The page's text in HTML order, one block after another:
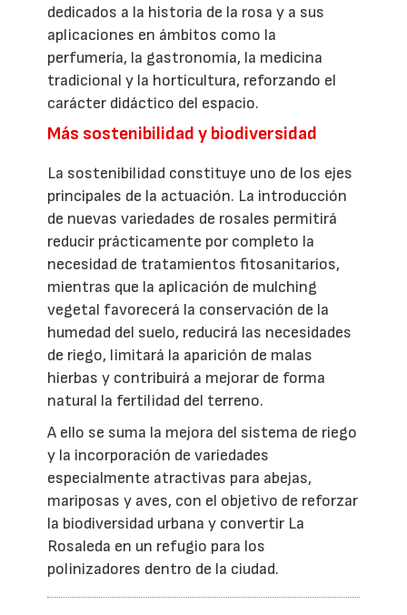
dedicados a la historia de la rosa y a sus
aplicaciones en ámbitos como la
perfumería, la gastronomía, la medicina
tradicional y la horticultura, reforzando el
carácter didáctico del espacio.
Más sostenibilidad y biodiversidad
La sostenibilidad constituye uno de los ejes
principales de la actuación. La introducción
de nuevas variedades de rosales permitirá
reducir prácticamente por completo la
necesidad de tratamientos fitosanitarios,
mientras que la aplicación de mulching
vegetal favorecerá la conservación de la
humedad del suelo, reducirá las necesidades
de riego, limitará la aparición de malas
hierbas y contribuirá a mejorar de forma
natural la fertilidad del terreno.
A ello se suma la mejora del sistema de riego
y la incorporación de variedades
especialmente atractivas para abejas,
mariposas y aves, con el objetivo de reforzar
la biodiversidad urbana y convertir La
Rosaleda en un refugio para los
polinizadores dentro de la ciudad.